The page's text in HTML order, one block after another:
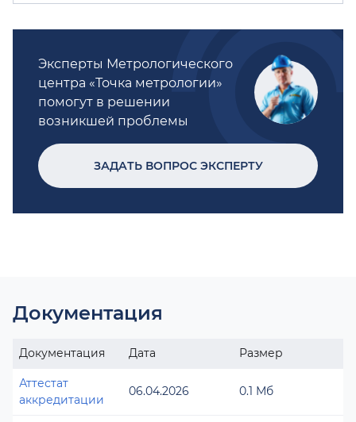
Эксперты Метрологического
центра «Точка метрологии»
помогут в решении
возникшей проблемы
ЗАДАТЬ ВОПРОС ЭКСПЕРТУ
Документация
Документация Дата Размер
Аттестат
аккредитации
06.04.2026 0.1 Мб